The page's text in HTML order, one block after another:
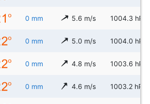
0 mm 5.6 m/s 1004.3 hPa
0 mm 5.0 m/s 1004.0 hPa
0 mm 4.8 m/s 1003.6 hPa
0 mm 4.6 m/s 1003.2 hPa